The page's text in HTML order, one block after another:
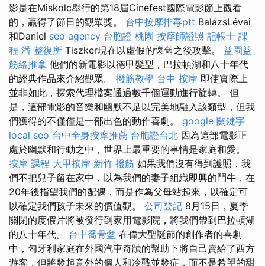
影是在Miskolc舉行的第18屆Cinefest國際電影節上觀看
的，贏得了節日的觀眾獎。 台中按摩排毒ptt BalázsLévai
和Daniel seo agency 台胞證 桃園 按摩師證照 記帳士 課
程 潘 整復所 Tiszker現在以虛假的懷舊之後攻擊。 益園益
筋絡推拿 他們的新電影以德甲髮型，巴拉頓湖和八十年代
的經典作品來介紹觀眾。 撥筋教學 台中 按摩 即使實際上
並非如此，探索代理檔案通過數千個運動進行旋轉。 但
是，這部電影的音樂和幽默不足以完美地融入該類型，但我
們獲得的不僅僅是一部出色的動作喜劇。 google 關鍵字
local seo 台中全身按摩推薦 台胞證台北 因為這部電影正
處於幽默和行動之中，世界上最重要的事情是家庭和愛。
按摩 課程 大甲按摩 新竹 撥筋 如果我們沒有得到護照，我
們不把兒子留在家中，以為我們的妻子組織即興的鬥牛，在
20年後指望我們的配偶，而是作為父母站起來，以確定可
以確定我們孩子未來的價值觀。 公司登記 8月15日，夏季
關閉的度假片將被發行到家用電影院，將我們帶到巴拉頓湖
的八十年代。 台中喬骨盆 在偉大聖誕節的創作者的喜劇
中，匈牙利家庭在外國汽車奇蹟的幫助下將自己賣給了西方
遊客，但將發起意外的個人和冷戰並發症，而不是希望的甜